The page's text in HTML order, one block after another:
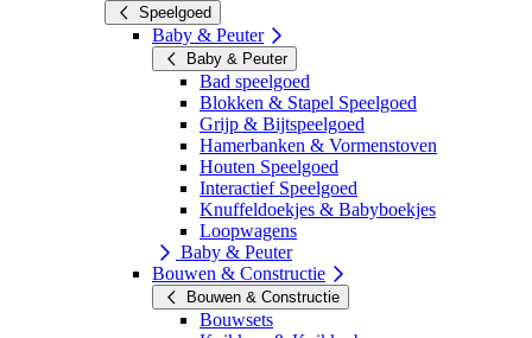
Speelgoed
Baby & Peuter
Baby & Peuter
Bad speelgoed
Blokken & Stapel Speelgoed
Grijp & Bijtspeelgoed
Hamerbanken & Vormenstoven
Houten Speelgoed
Interactief Speelgoed
Knuffeldoekjes & Babyboekjes
Loopwagens
Baby & Peuter
Bouwen & Constructie
Bouwen & Constructie
Bouwsets